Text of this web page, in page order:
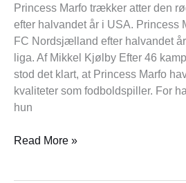
Princess Marfo trækker atter den
efter halvandet år i USA. Princess
FC Nordsjælland efter halvandet
liga. Af Mikkel Kjølby Efter 46
stod det klart, at Princess Marfo
kvaliteter som fodboldspiller. For
hun
FCNs
kvinder
Read More »